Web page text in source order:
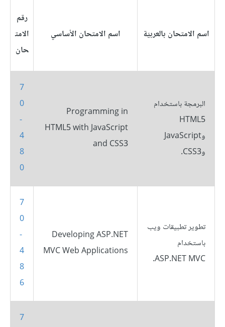
اسم الامتحان بالعربيّة اسم الامتحان الأساسي
رقم
الامت
حان
البرمجة باستخدام
HTML5
وJavaScript
وCSS3.
Programming in
HTML5 with JavaScript
and CSS3
7
0
-
4
8
0
تطوير تطبيقات ويب
باستخدام
ASP.NET MVC.
Developing ASP.NET
MVC Web Applications
7
0
-
4
8
6
7